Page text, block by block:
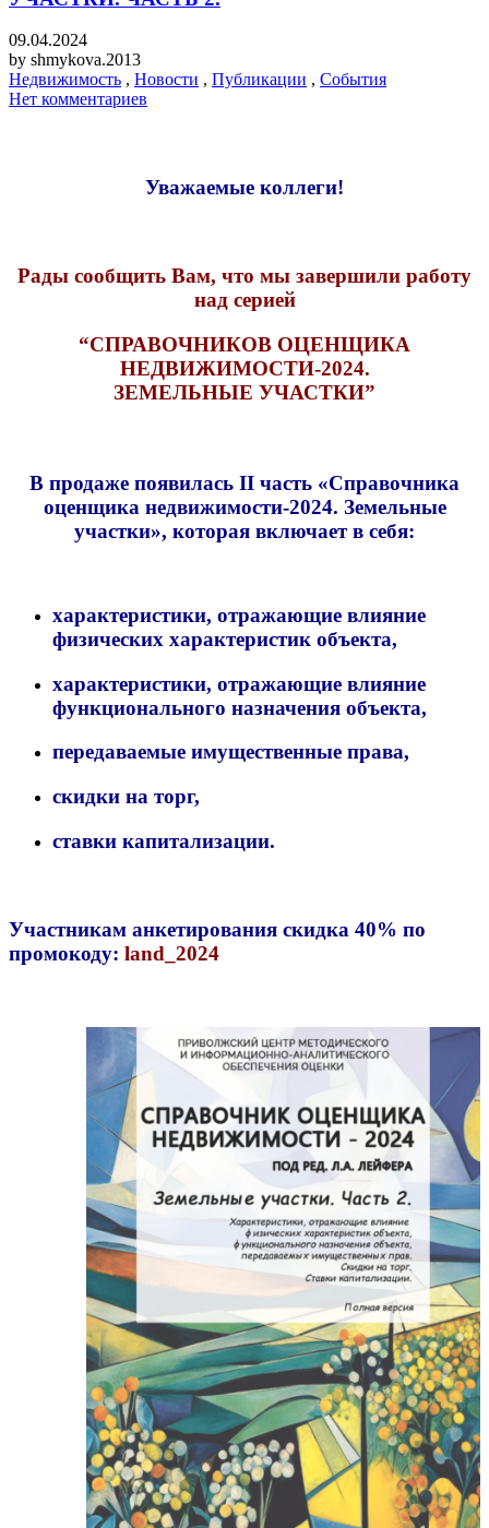
09.04.2024
by shmykova.2013
Недвижимость , Новости , Публикации , События
Нет комментариев
Уважаемые коллеги!
Рады сообщить Вам, что мы завершили работу
над серией
“СПРАВОЧНИКОВ ОЦЕНЩИКА
НЕДВИЖИМОСТИ-2024.
ЗЕМЕЛЬНЫЕ УЧАСТКИ”
В продаже появилась II часть «Справочника
оценщика недвижимости-2024. Земельные
участки», которая включает в себя:
характеристики, отражающие влияние
физических характеристик объекта,
характеристики, отражающие влияние
функционального назначения объекта,
передаваемые имущественные права,
скидки на торг,
ставки капитализации.
Участникам анкетирования скидка 40% по
промокоду: land_2024